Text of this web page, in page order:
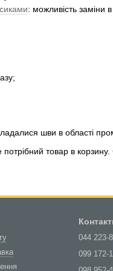
: можливість заміни
шви в області
товар в корзину.
044 223-
099 172-